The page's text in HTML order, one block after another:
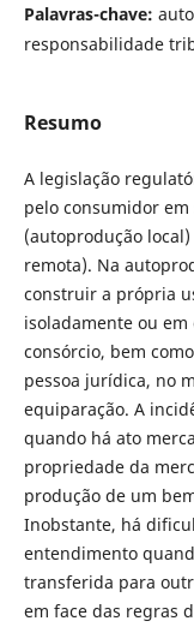
Palavras-chave:
responsabilidade
Resumo
A legislação
pelo consumidor
(autoprodução
remota). Na
construir a própria
isoladamente ou
consórcio, bem
pessoa jurídica, no
equiparação. A
quando há ato
propriedade da
produção de um
Inobstante, há
entendimento
transferida para
em face das regras